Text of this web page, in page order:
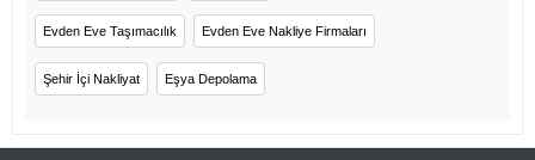
Evden Eve Taşımacılık Evden Eve Nakliye Firmaları
Şehir İçi Nakliyat Eşya Depolama